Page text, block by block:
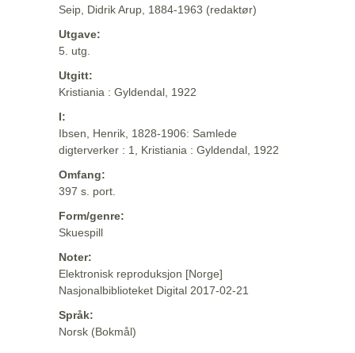
Seip, Didrik Arup, 1884-1963 (redaktør)
Utgave:
5. utg.
Utgitt:
Kristiania : Gyldendal, 1922
I:
Ibsen, Henrik, 1828-1906: Samlede
digterverker : 1, Kristiania : Gyldendal, 1922
Omfang:
397 s. port.
Form/genre:
Skuespill
Noter:
Elektronisk reproduksjon [Norge]
Nasjonalbiblioteket Digital 2017-02-21
Språk:
Norsk (Bokmål)